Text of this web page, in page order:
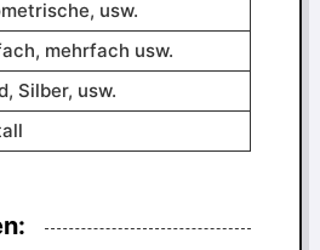
usw.
mehrfach usw.
Silber, usw.